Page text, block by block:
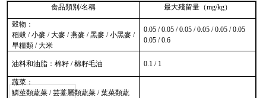
食品類別/名稱 最大殘留量（mg/kg）
穀物：
稻穀 / 小麥 / 大麥 / 燕麥 / 黑麥 / 小黑麥 /
旱糧類 / 大米
0.05 / 0.05 / 0.05 / 0.05 / 0.05 / 0.05
0.05 / 0.6
油料和油脂：棉籽 / 棉籽毛油 0.1 / 1
蔬菜：
鱗莖類蔬菜 / 芸薹屬類蔬菜 / 葉菜類蔬